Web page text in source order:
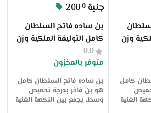
وزن
من
كامل
الغنية
2000 جنية
بن ساده فاتح السلطان
كامل التوليفة الملكية وزن
200 جرام جملة الجملة من
المصنع عبر سوق بلس
0.0
متوفر بالمخزون
بن ساده فاتح السلطان كامل
هو بن فاخر بدرجة تحميص
وسط، يجمع بين النكهة الغنية